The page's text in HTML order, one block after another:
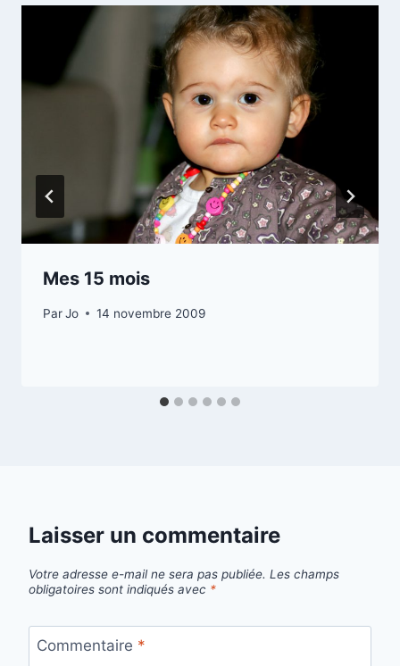
Mes 15 mois
ParJo 14 novembre 2009
Laisser un commentaire
Votre adresse e-mail ne sera pas publiée. Les champs
obligatoires sont indiqués avec *
Commentaire *